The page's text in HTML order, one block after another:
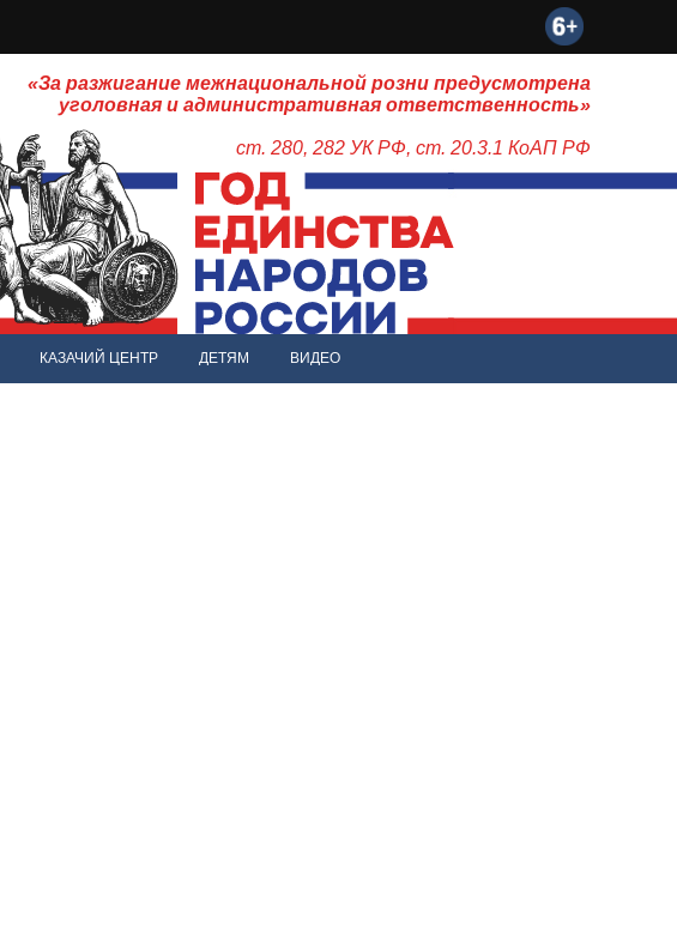
«За разжигание межнациональной розни предусмотрена
уголовная и административная ответственность»
ст. 280, 282 УК РФ, ст. 20.3.1 КоАП РФ
КАЗАЧИЙ ЦЕНТР ДЕТЯМ ВИДЕО